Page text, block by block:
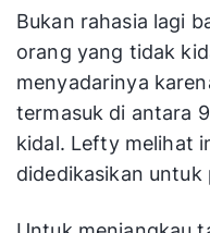
Bukan rahasia lagi
orang yang tidak
menyadarinya
termasuk di antara
kidal. Lefty melihat
didedikasikan